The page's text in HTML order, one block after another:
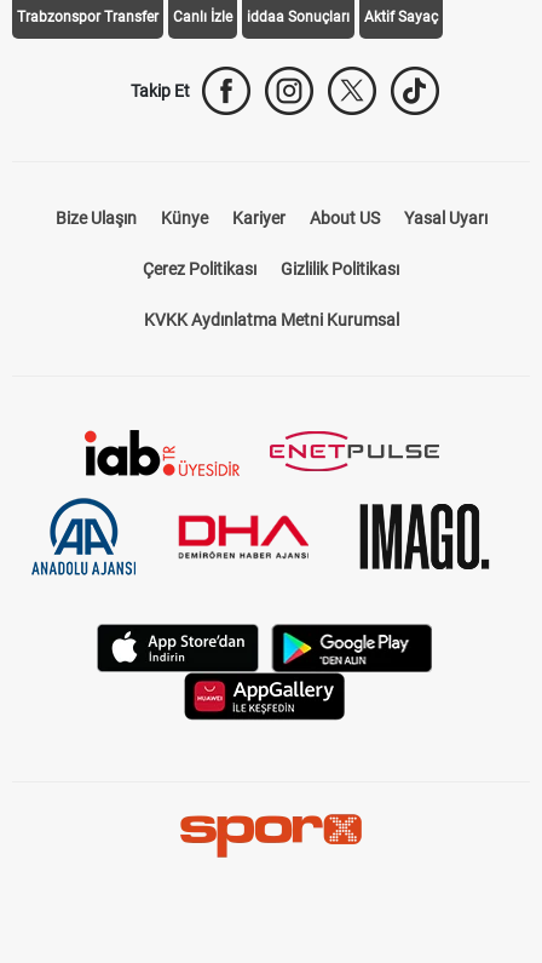
Trabzonspor Transfer Canlı İzle iddaa Sonuçları Aktif Sayaç